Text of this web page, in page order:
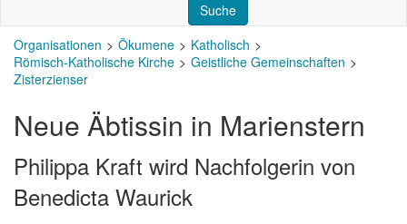
Organisationen Ökumene
Katholisch
Römisch-Katholische Kirche
Geistliche Gemeinschaften
Zisterzienser
Neue Äbtissin in Marienstern
Philippa Kraft wird Nachfolgerin von
Benedicta Waurick